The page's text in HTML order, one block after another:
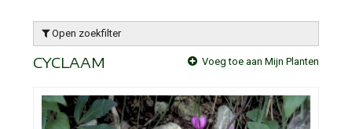
Open zoekfilter
CYCLAAM Voeg toe aan Mijn Planten